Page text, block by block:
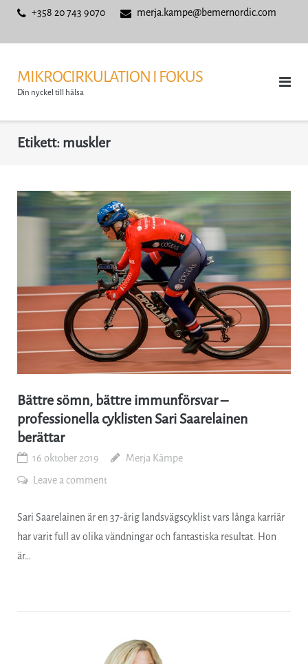
+358 20 743 9070 merja.kampe@bemernordic.com
MIKROCIRKULATION I FOKUS
Din nyckel till hälsa
Etikett:muskler
Bättre sömn, bättre immunförsvar –
professionella cyklisten Sari Saarelainen
berättar
16 oktober 2019
Merja Kämpe
Leave a comment
Sari Saarelainen är en 37-årig landsvägscyklist vars långa karriär
har varit full av olika vändningar och fantastiska resultat. Hon
är…